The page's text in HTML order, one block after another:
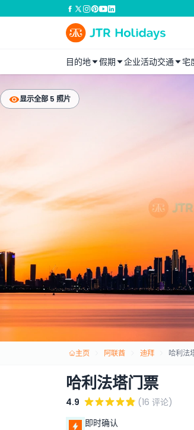
目的地 假期 企业活动交通 宅
显示全部 5 照片
主页 阿联酋 迪拜 哈利法
哈利法塔门票
4.9
(16 评论)
即时确认